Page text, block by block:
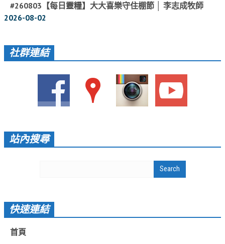
教會節慶_2015年
教會節慶_2013年
活動影音_2026年
活動影音_2025年
活動影音_2023年
活動影音_2019年
#260803【每日靈糧】大大喜樂守住棚節 │ 李志成牧師
2026-08-02
社群連結
站內搜尋
快速連結
首頁